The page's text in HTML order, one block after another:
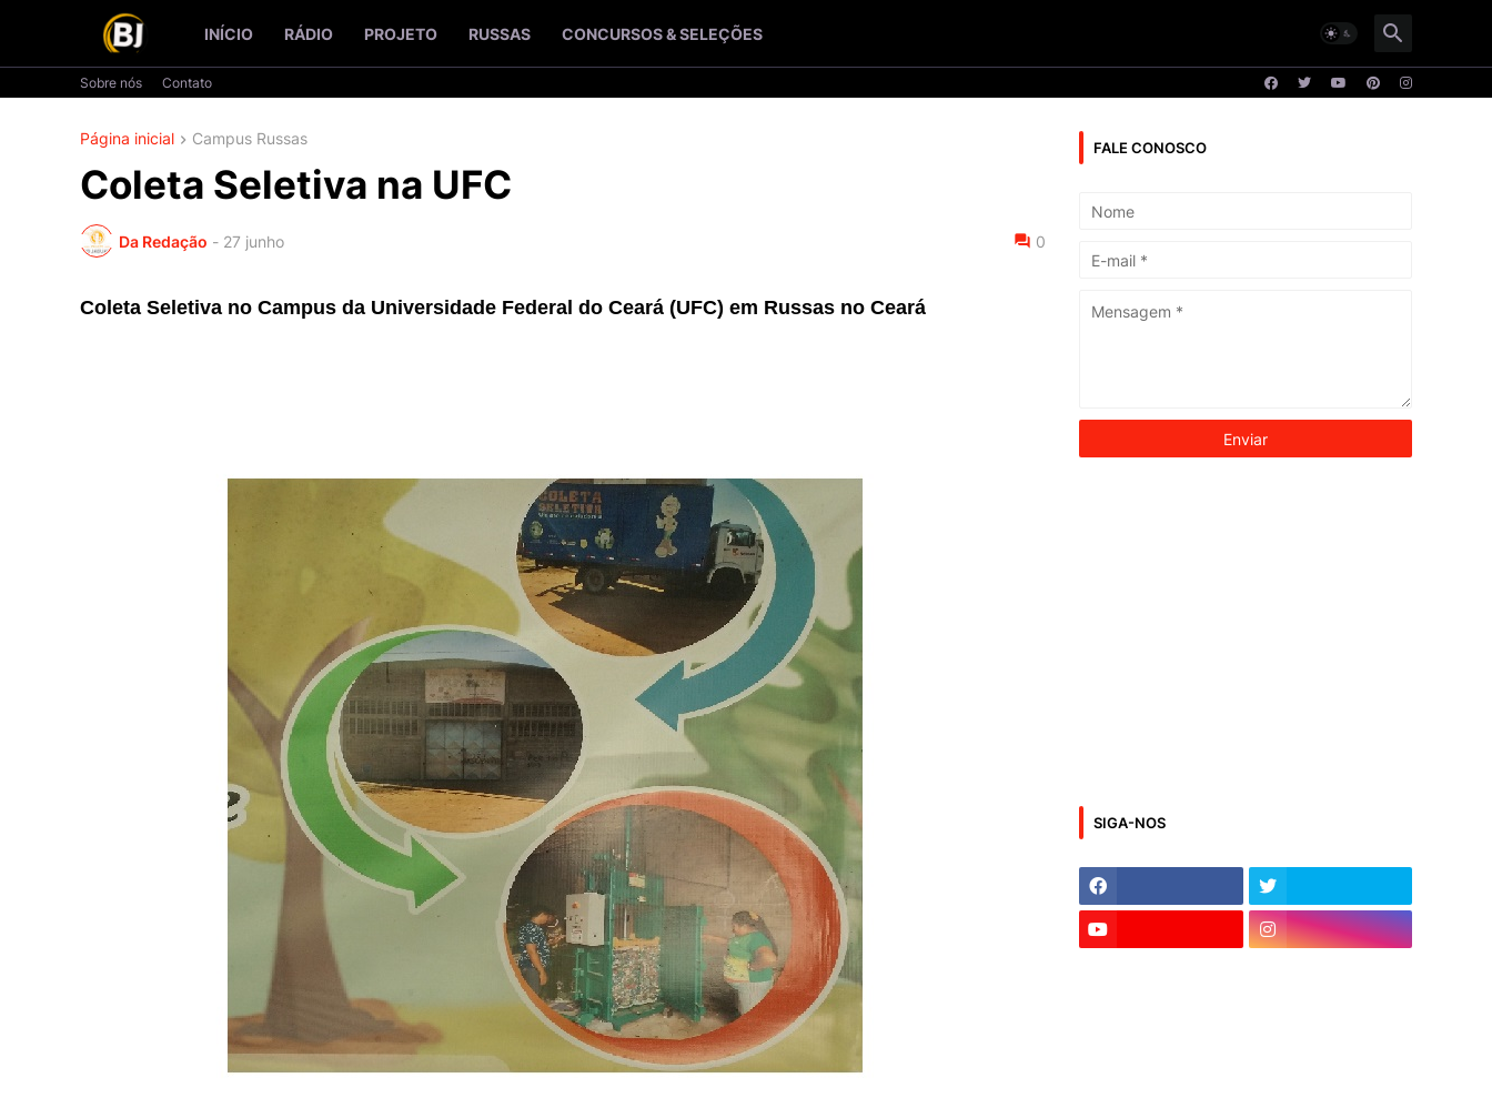
INÍCIO RÁDIO PROJETO RUSSAS CONCURSOS & SELEÇÕES
Sobre nós Contato
Página inicial Campus Russas
Coleta Seletiva na UFC
Da Redação - 27 junho 0
Coleta Seletiva no Campus da Universidade Federal do Ceará (UFC) em Russas no Ceará
FALE CONOSCO
SIGA-NOS